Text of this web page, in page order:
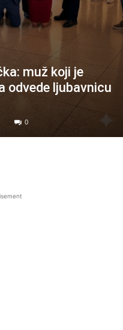
muž koji je
odvede ljubavnicu
0